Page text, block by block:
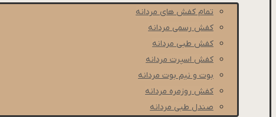
تمام کفش های مردانه
کفش رسمی مردانه
کفش طبی مردانه
كفش اسپرت مردانه
بوت و نیم بوت مردانه
کفش روزمره مردانه
صندل طبی مردانه